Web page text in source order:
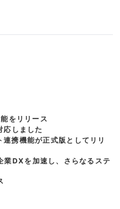
をリリース
しました
携機能が正式版としてリリ
業DXを加速し、さらなるステ